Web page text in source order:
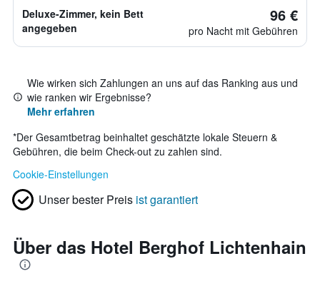
Deluxe-Zimmer, kein Bett
angegeben
96 €
pro Nacht mit Gebühren
Wie wirken sich Zahlungen an uns auf das Ranking aus und
wie ranken wir Ergebnisse?
Mehr erfahren
*Der Gesamtbetrag beinhaltet geschätzte lokale Steuern &
Gebühren, die beim Check-out zu zahlen sind.
Cookie-Einstellungen
Unser bester Preis ist garantiert
Über das Hotel Berghof Lichtenhain